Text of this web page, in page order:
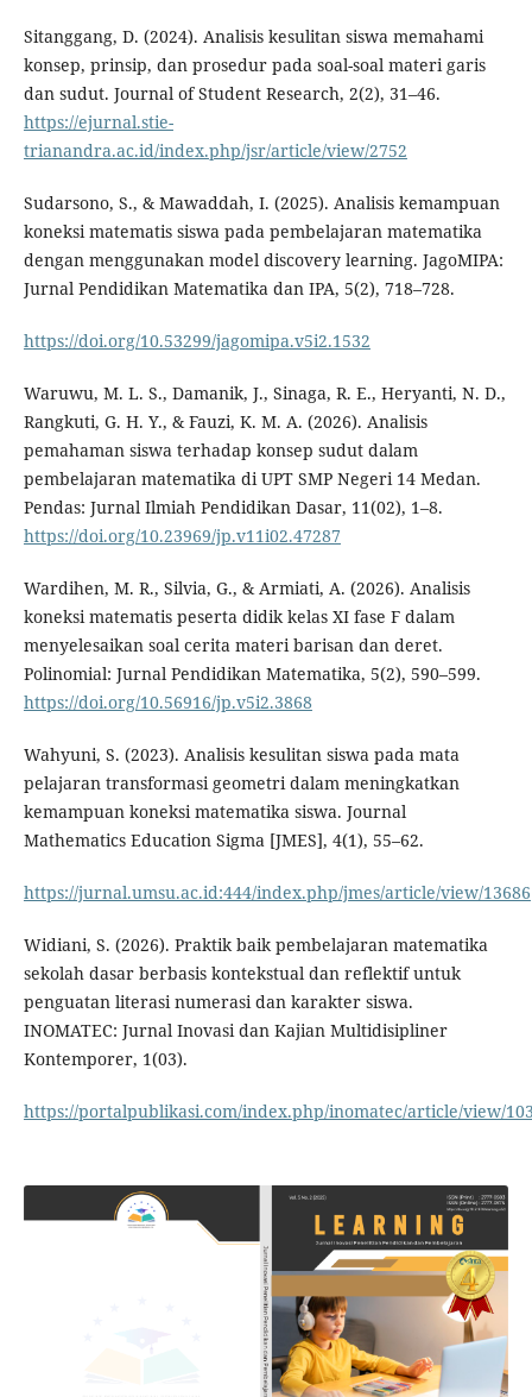
Sitanggang, D. (2024). Analisis kesulitan siswa memahami
konsep, prinsip, dan prosedur pada soal-soal materi garis
dan sudut. Journal of Student Research, 2(2), 31–46.
https://ejurnal.stie-
trianandra.ac.id/index.php/jsr/article/view/2752
Sudarsono, S., & Mawaddah, I. (2025). Analisis kemampuan
koneksi matematis siswa pada pembelajaran matematika
dengan menggunakan model discovery learning. JagoMIPA:
Jurnal Pendidikan Matematika dan IPA, 5(2), 718–728.
https://doi.org/10.53299/jagomipa.v5i2.1532
Waruwu, M. L. S., Damanik, J., Sinaga, R. E., Heryanti, N. D.,
Rangkuti, G. H. Y., & Fauzi, K. M. A. (2026). Analisis
pemahaman siswa terhadap konsep sudut dalam
pembelajaran matematika di UPT SMP Negeri 14 Medan.
Pendas: Jurnal Ilmiah Pendidikan Dasar, 11(02), 1–8.
https://doi.org/10.23969/jp.v11i02.47287
Wardihen, M. R., Silvia, G., & Armiati, A. (2026). Analisis
koneksi matematis peserta didik kelas XI fase F dalam
menyelesaikan soal cerita materi barisan dan deret.
Polinomial: Jurnal Pendidikan Matematika, 5(2), 590–599.
https://doi.org/10.56916/jp.v5i2.3868
Wahyuni, S. (2023). Analisis kesulitan siswa pada mata
pelajaran transformasi geometri dalam meningkatkan
kemampuan koneksi matematika siswa. Journal
Mathematics Education Sigma [JMES], 4(1), 55–62.
https://jurnal.umsu.ac.id:444/index.php/jmes/article/view/13686
Widiani, S. (2026). Praktik baik pembelajaran matematika
sekolah dasar berbasis kontekstual dan reflektif untuk
penguatan literasi numerasi dan karakter siswa.
INOMATEC: Jurnal Inovasi dan Kajian Multidisipliner
Kontemporer, 1(03).
https://portalpublikasi.com/index.php/inomatec/article/view/